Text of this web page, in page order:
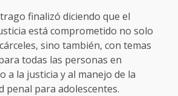
finalizó diciendo que el
está comprometido no solo
sino también, con temas
todas las personas en
a la justicia y al manejo de la
penal para adolescentes.